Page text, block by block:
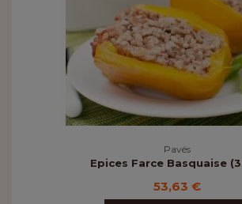
Pavés
Epices Farce Basquaise
53,63 €